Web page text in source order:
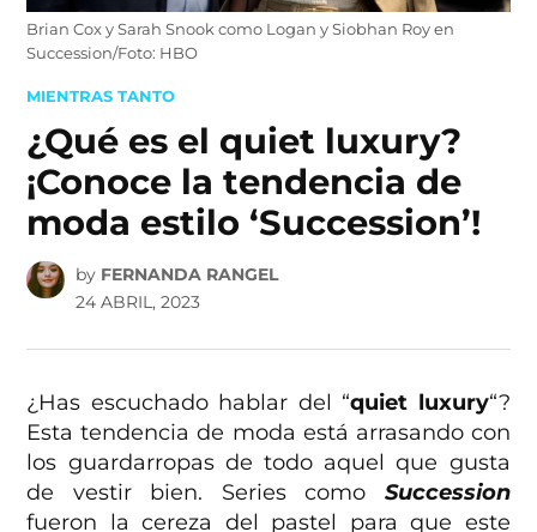
Brian Cox y Sarah Snook como Logan y Siobhan Roy en
Succession/Foto: HBO
POSTED
MIENTRAS TANTO
¿Qué es el quiet luxury?
¡Conoce la tendencia de
moda estilo ‘Succession’!
by FERNANDA RANGEL
24 ABRIL, 2023
¿Has escuchado hablar del “quiet luxury“?
Esta tendencia de moda está arrasando con
los guardarropas de todo aquel que gusta
de vestir bien. Series como Succession
fueron la cereza del pastel para que este